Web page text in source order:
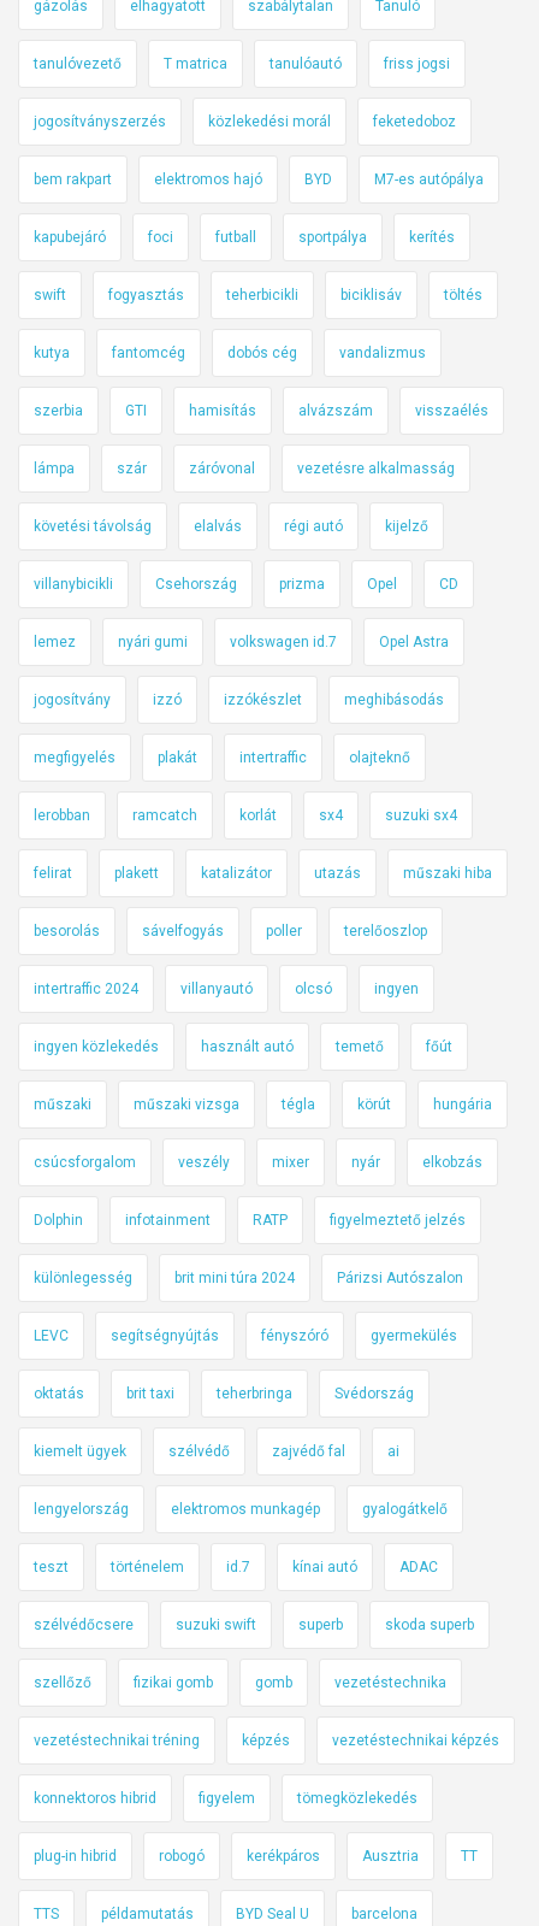
gázolás elhagyatott szabálytalan Tanuló
tanulóvezető T matrica tanulóautó friss jogsi
jogosítványszerzés közlekedési morál feketedoboz
bem rakpart elektromos hajó BYD M7-es autópálya
kapubejáró foci futball sportpálya kerítés
swift fogyasztás teherbicikli biciklisáv töltés
kutya fantomcég dobós cég vandalizmus
szerbia GTI hamisítás alvázszám visszaélés
lámpa szár záróvonal vezetésre alkalmasság
követési távolság elalvás régi autó kijelző
villanybicikli Csehország prizma Opel CD
lemez nyári gumi volkswagen id.7 Opel Astra
jogosítvány izzó izzókészlet meghibásodás
megfigyelés plakát intertraffic olajteknő
lerobban ramcatch korlát sx4 suzuki sx4
felirat plakett katalizátor utazás műszaki hiba
besorolás sávelfogyás poller terelőoszlop
intertraffic 2024 villanyautó olcsó ingyen
ingyen közlekedés használt autó temető főút
műszaki műszaki vizsga tégla körút hungária
csúcsforgalom veszély mixer nyár elkobzás
Dolphin infotainment RATP figyelmeztető jelzés
különlegesség brit mini túra 2024 Párizsi Autószalon
LEVC segítségnyújtás fényszóró gyermekülés
oktatás brit taxi teherbringa Svédország
kiemelt ügyek szélvédő zajvédő fal ai
lengyelország elektromos munkagép gyalogátkelő
teszt történelem id.7 kínai autó ADAC
szélvédőcsere suzuki swift superb skoda superb
szellőző fizikai gomb gomb vezetéstechnika
vezetéstechnikai tréning képzés vezetéstechnikai képzés
konnektoros hibrid figyelem tömegközlekedés
plug-in hibrid robogó kerékpáros Ausztria TT
TTS példamutatás BYD Seal U barcelona